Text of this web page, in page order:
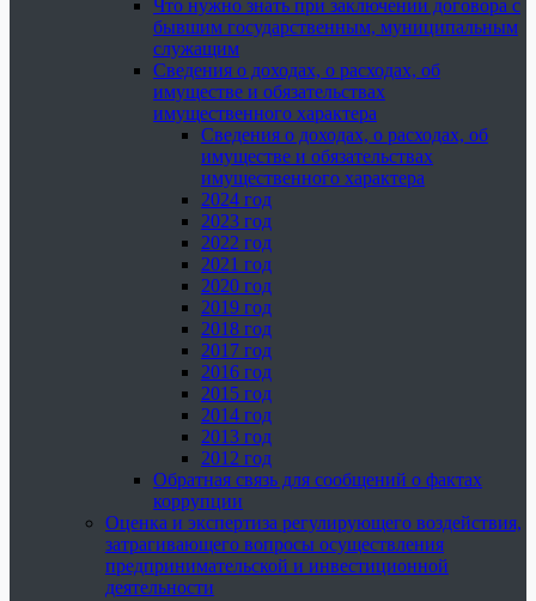
Что нужно знать при заключении договора с
бывшим государственным, муниципальным
служащим
Сведения о доходах, о расходах, об
имуществе и обязательствах
имущественного характера
Сведения о доходах, о расходах, об
имуществе и обязательствах
имущественного характера
2024 год
2023 год
2022 год
2021 год
2020 год
2019 год
2018 год
2017 год
2016 год
2015 год
2014 год
2013 год
2012 год
Обратная связь для сообщений о фактах
коррупции
Оценка и экспертиза регулирующего воздействия,
затрагивающего вопросы осуществления
предпринимательской и инвестиционной
деятельности